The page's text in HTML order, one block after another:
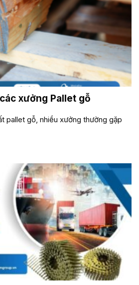
xưởng Pallet gỗ
pallet gỗ, nhiều xưởng thường gặp